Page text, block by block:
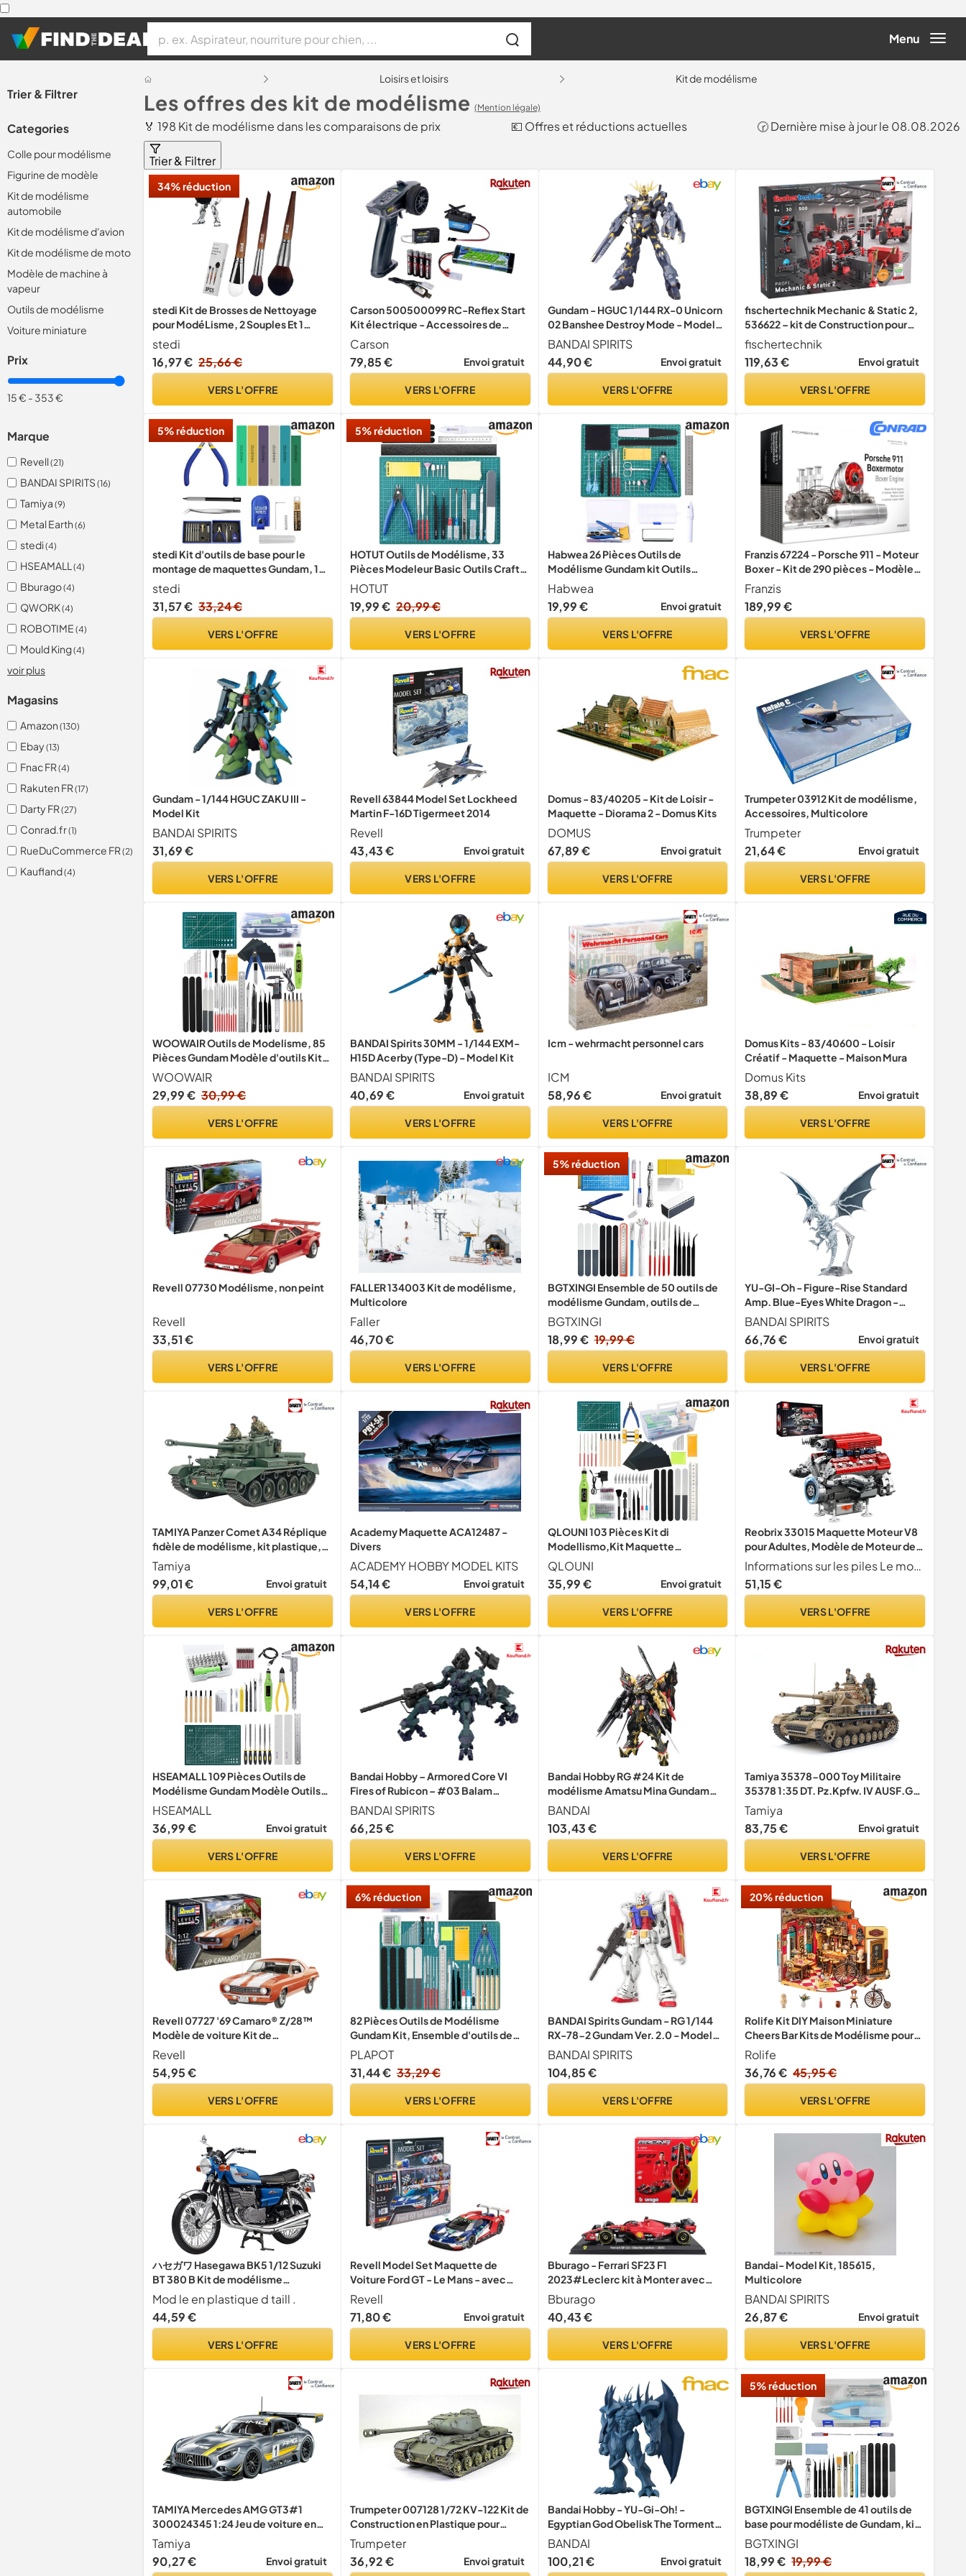
Menu
Trier & Filtrer
Categories
Colle pour modélisme
Figurine de modèle
Kit de modélisme
automobile
Kit de modélisme d'avion
Kit de modélisme de moto
Modèle de machine à
vapeur
Outils de modélisme
Voiture miniature
Prix
15 € - 353 €
Marque
Revell(21)
BANDAI SPIRITS (16)
Tamiya (9)
Metal Earth (6)
stedi(4)
HSEAMALL (4)
Bburago(4)
QWORK(4)
ROBOTIME (4)
Mould King(4)
voir plus
Magasins
Amazon (130)
Ebay(13)
Fnac FR(4)
Rakuten FR(17)
Darty FR(27)
Conrad.fr(1)
RueDuCommerce FR(2)
Kaufland(4)
Loisirs et loisirs Kit de modélisme
Les offres des kit de modélisme (Mention légale)
🏅 198 Kit de modélisme dans les comparaisons de prix 💶 Offres et réductions actuelles 🕝 Dernière mise à jour le 08.08.2026
Trier & Filtrer
34% réduction
stedi Kit de Brosses de Nettoyage
pour ModéLisme, 2 Souples Et 1
Rigide
stedi
16,97 € 25,66 €
VERS L'OFFRE
Carson 500500099 RC-Reflex Start
Kit électrique - Accessoires de
modélisme, kit de Tuning
Carson
79,85 €
Envoi gratuit
VERS L'OFFRE
Gundam - HGUC 1/144 RX-0 Unicorn
02 Banshee Destroy Mode - Model
Kit, Noir
BANDAI SPIRITS
44,90 €
Envoi gratuit
VERS L'OFFRE
fischertechnik Mechanic & Static 2,
536622 – kit de Construction pour
Enfants, Jeu éducatif, 30 modèles, à
partir de 9 Ans, Noir
fischertechnik
119,63 €
Envoi gratuit
VERS L'OFFRE
5% réduction
stedi Kit d'outils de base pour le
montage de maquettes Gundam, 14
pièces
stedi
31,57 € 33,24 €
VERS L'OFFRE
5% réduction
HOTUT Outils de Modélisme, 33
Pièces Modeleur Basic Outils Craft
Set, Ensemble d'outils de
Fabrication de Modèles, Modèle
Outils de Loisirs Kit pour
Réparation de Modèles
HOTUT
19,99 € 20,99 €
VERS L'OFFRE
Habwea 26 Pièces Outils de
Modélisme Gundam kit Outils
Maquette Construction Modèle de
Base Réparation et Fixation
Habwea
19,99 €
Envoi gratuit
VERS L'OFFRE
Franzis 67224 - Porsche 911 - Moteur
Boxer - Kit de 290 pièces - Modèle
Fonctionnel Transparent -
Vilebrequin Mobile, Piston et
soupapes - avec Moteur Riche à 6
Franzis
189,99 €
VERS L'OFFRE
Gundam - 1/144 HGUC ZAKU III -
Model Kit
BANDAI SPIRITS
31,69 €
VERS L'OFFRE
Revell 63844 Model Set Lockheed
Martin F-16D Tigermeet 2014
Revell
43,43 €
Envoi gratuit
VERS L'OFFRE
Domus - 83/40205 - Kit de Loisir -
Maquette - Diorama 2 - Domus Kits
DOMUS
67,89 €
Envoi gratuit
VERS L'OFFRE
Trumpeter 03912 Kit de modélisme,
Accessoires, Multicolore
Trumpeter
21,64 €
Envoi gratuit
VERS L'OFFRE
WOOWAIR Outils de Modelisme, 85
Pièces Gundam Modèle d'outils Kit,
Ensemble d'outils de Construction
de Loisirs, avec Lime, Foret, Pied à
Coulisse Numérique, pour
Modèles
WOOWAIR
29,99 € 30,99 €
VERS L'OFFRE
BANDAI Spirits 30MM - 1/144 EXM-
H15D Acerby (Type-D) - Model Kit
BANDAI SPIRITS
40,69 €
Envoi gratuit
VERS L'OFFRE
Icm - wehrmacht personnel cars
ICM
58,96 €
Envoi gratuit
VERS L'OFFRE
Domus Kits - 83/40600 - Loisir
Créatif - Maquette - Maison Mura
Domus Kits
38,89 €
Envoi gratuit
VERS L'OFFRE
Revell 07730 Modélisme, non peint
Revell
33,51 €
VERS L'OFFRE
FALLER 134003 Kit de modélisme,
Multicolore
Faller
46,70 €
VERS L'OFFRE
5% réduction
BGTXINGI Ensemble de 50 outils de
modélisme Gundam, outils de
modélisme, outils de bricolage pour
modélisme, modélisme automobile,
réparation et fixation
BGTXINGI
18,99 € 19,99 €
VERS L'OFFRE
YU-GI-Oh - Figure-Rise Standard
Amp. Blue-Eyes White Dragon -
Model Kit
BANDAI SPIRITS
66,76 €
Envoi gratuit
VERS L'OFFRE
TAMIYA Panzer Comet A34 Réplique
fidèle de modélisme, kit plastique,
passe-temps, collage, kit plastique,
assemblage, non peint
Tamiya
99,01 €
Envoi gratuit
VERS L'OFFRE
Academy Maquette ACA12487 -
Divers
ACADEMY HOBBY MODEL KITS
54,14 €
Envoi gratuit
VERS L'OFFRE
QLOUNI 103 Pièces Kit di
Modellismo,Kit Maquette
Modelisme de Construction de
Loisirs,Outils de Modélisme Pour la
Construction du Modelismo de Base
QLOUNI
35,99 €
Envoi gratuit
VERS L'OFFRE
Reobrix 33015 Maquette Moteur V8
pour Adultes, Modèle de Moteur de
Voiture
Informations sur les piles Le moteur fonctionne avec 6 piles AA de 1,5 V. Les piles ne sont pas incluses et doivent tre achet es s par ment. Veuillez respecter la polarit (+ -) lors de l'installation. Ne rechargez pas des piles non rechargeables.
51,15 €
VERS L'OFFRE
HSEAMALL 109 Pièces Outils de
Modélisme Gundam Modèle Outils
Kit Maquette Construction Modèle
de Base Réparation et Fixation
Hobby Building Craft Set
HSEAMALL
36,99 €
Envoi gratuit
VERS L'OFFRE
Bandai Hobby – Armored Core VI
Fires of Rubicon – #03 Balam
Industries BD-011 Melander Liger Tail
30 MM 1/144 Maquette Kit
BANDAI SPIRITS
66,25 €
VERS L'OFFRE
Bandai Hobby RG #24 Kit de
modélisme Amatsu Mina Gundam
Seed Astray (échelle 1/144)
BANDAI
103,43 €
VERS L'OFFRE
Tamiya 35378-000 Toy Militaire
35378 1:35 DT. Pz.Kpfw. IV AUSF.G
Frühe.Prod. Réplique fidèle à
l'original, modélisme, kit de
Construction en Plastique,
Tamiya
83,75 €
Envoi gratuit
VERS L'OFFRE
Revell 07727 '69 Camaro® Z/28™
Modèle de voiture Kit de
construction 1:12
Revell
54,95 €
VERS L'OFFRE
6% réduction
82 Pièces Outils de Modélisme
Gundam Kit, Ensemble d'outils de
Construction de Loisirs, Outils de
Modélisme Basic pour la
Construction du Modèle de Base
PLAPOT
31,44 € 33,29 €
VERS L'OFFRE
BANDAI Spirits Gundam - RG 1/144
RX-78-2 Gundam Ver. 2.0 - Model
Kit
BANDAI SPIRITS
104,85 €
VERS L'OFFRE
20% réduction
Rolife Kit DIY Maison Miniature
Cheers Bar Kits de Modélisme pour
Adultes à Construire Maison de
Poupée Miniature Décoration
d'Intérieur Cadeau d'anniversaire
Rolife
36,76 € 45,95 €
VERS L'OFFRE
ハセガワ Hasegawa BK5 1/12 Suzuki
BT 380 B Kit de modélisme
américain en Plastique, Accessoires
de Chemin de Fer, Loisirs,
modélisme, Multicolore, Taille S
Mod le en plastique d taill .
44,59 €
VERS L'OFFRE
Revell Model Set Maquette de
Voiture Ford GT - Le Mans - avec
Accessoires échelle 1/24-88 pièces
Revell
71,80 €
Envoi gratuit
VERS L'OFFRE
Bburago - Ferrari SF23 F1
2023#Leclerc kit à Monter avec
Casque et Support - Voiture
Miniature métal 1/24 - Modèle
Officiel Formule 1 Saison 2023 -
Ferrari
Bburago
40,43 €
VERS L'OFFRE
Bandai- Model Kit, 185615,
Multicolore
BANDAI SPIRITS
26,87 €
Envoi gratuit
VERS L'OFFRE
TAMIYA Mercedes AMG GT3#1
300024345 1:24 Jeu de voiture en
plastique pour modélisme de voiture
de course avec ajustement parfait,
kit de haute qualité, non peint 24345
Tamiya
90,27 €
Envoi gratuit
Trumpeter 007128 1/72 KV-122 Kit de
Construction en Plastique pour
modélisme, Loisirs, modélisme,
modélisme, Multicolore
Trumpeter
36,92 €
Envoi gratuit
Bandai Hobby - YU-Gi-Oh! -
Egyptian God Obelisk The Tormentor
Figure-Rise Standard Amplified
Model Kit
BANDAI
100,21 €
Envoi gratuit
5% réduction
BGTXINGI Ensemble de 41 outils de
base pour modéliste de Gundam, kit
d’outils avec boîte en plastique,
modèle de passe-temps pour
assembler, réparer et fixer des
BGTXINGI
18,99 € 19,99 €